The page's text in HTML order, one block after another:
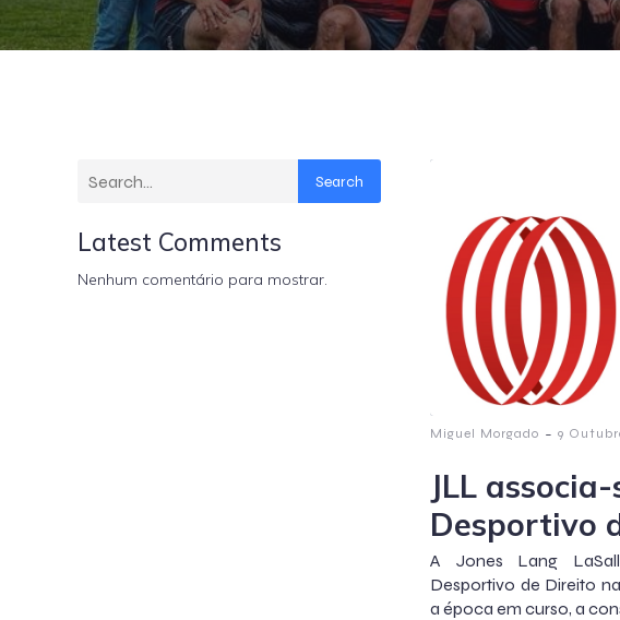
Search
Latest Comments
Nenhum comentário para mostrar.
Miguel Morgado - 9
JLL
Desportivo
A Jones Lang
Desportivo de Direito
a época em curso, a